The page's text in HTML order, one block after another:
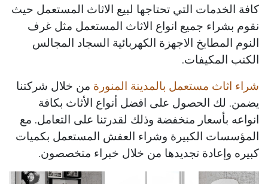
كافة الخدمات التي تحتاجها لبيع الاثاث المستعمل حيث
نقوم بشراء جميع انواع الاثاث المستعمل مثل غرف
النوم المطابخ الاجهزة الكهربائية السجاد المجالس
الكنب المكيفات.
شراء اثاث مستعمل بالمدينة المنورة من خلال شركتنا
يضمن. لك الحصول على افضل أنواع الأثاث بكافة
انواعه بأسعار منخفضة وذلك لقدرتنا على التعامل. مع
المؤسسات الكبيرة وشراء العفش المستعمل بكميات
كبيره وإعادة تجديدها من خلال خبراء متخصصون.